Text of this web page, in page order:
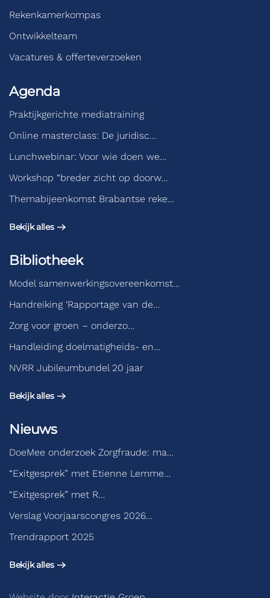
Rekenkamerkompas
Ontwikkelteam
Vacatures & offerteverzoeken
Agenda
Praktijkgerichte mediatraining
Online masterclass: De juridisc…
Lunchwebinar: Voor wie doen we…
Workshop “breder zicht op doorw…
Themabijeenkomst Brabantse reke…
Bekijk alles
Bibliotheek
Model samenwerkingsovereenkomst…
Handreiking ‘Rapportage van de…
Zorg voor groen – onderzo…
Handleiding doelmatigheids- en…
NVRR Jubileumbundel 20 jaar
Bekijk alles
Nieuws
DoeMee onderzoek Zorgfraude: ma…
“Exitgesprek” met Etienne Lemme…
“Exitgesprek” met R…
Verslag Voorjaarscongres 2026…
Trendrapport 2025
Bekijk alles